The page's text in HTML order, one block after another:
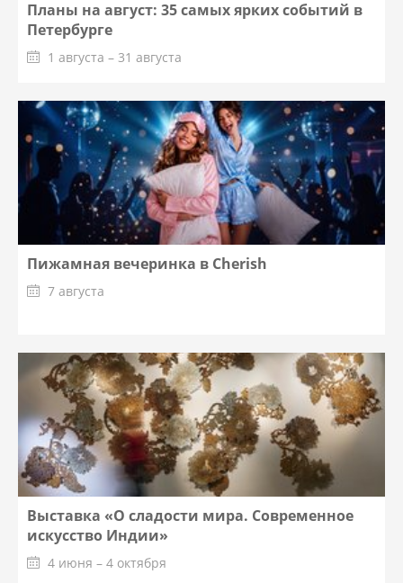
Планы на август: 35 самых ярких событий в
Петербурге
1 августа – 31 августа
Пижамная вечеринка в Cherish
7 августа
Выставка «О сладости мира. Современное
искусство Индии»
4 июня – 4 октября